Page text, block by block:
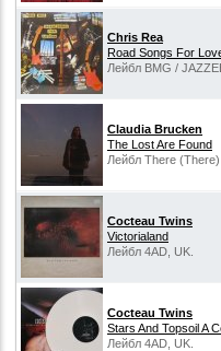
Chris Rea
Road Songs For
Лейбл BMG ‎/
Claudia Brucken
The Lost Are Found
Лейбл There
Cocteau Twins
Victorialand
Лейбл 4AD, UK.
Cocteau Twins
Stars And Topsoil A
Лейбл 4AD, UK.